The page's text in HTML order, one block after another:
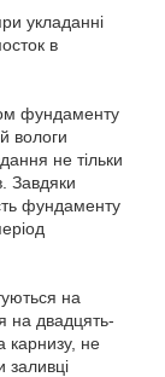
укладанні
в
фундаменту
вологи
не тільки
Завдяки
фундаменту
на
на двадцять-
карнизу, не
заливці